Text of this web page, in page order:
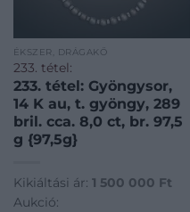
ÉKSZER, DRÁGAKŐ
233. tétel:
233. tétel: Gyöngysor,
14 K au, t. gyöngy, 289
bril. cca. 8,0 ct, br. 97,5
g {97,5g}
Kikiáltási ár: 1 500 000 Ft
Aukció: